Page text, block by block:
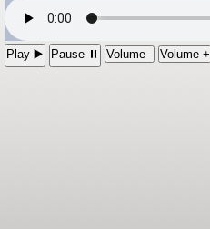
Play ▶️ Pause ⏸ Volume - Volume +